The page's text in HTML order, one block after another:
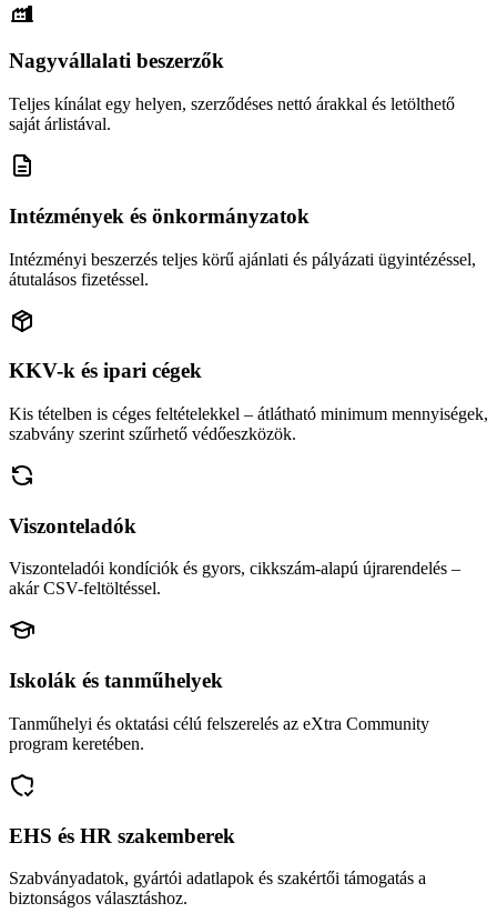
Nagyvállalati beszerzők
Teljes kínálat egy helyen, szerződéses nettó árakkal és letölthető
saját árlistával.
Intézmények és önkormányzatok
Intézményi beszerzés teljes körű ajánlati és pályázati ügyintézéssel,
átutalásos fizetéssel.
KKV-k és ipari cégek
Kis tételben is céges feltételekkel – átlátható minimum mennyiségek,
szabvány szerint szűrhető védőeszközök.
Viszonteladók
Viszonteladói kondíciók és gyors, cikkszám-alapú újrarendelés –
akár CSV-feltöltéssel.
Iskolák és tanműhelyek
Tanműhelyi és oktatási célú felszerelés az eXtra Community
program keretében.
EHS és HR szakemberek
Szabványadatok, gyártói adatlapok és szakértői támogatás a
biztonságos választáshoz.